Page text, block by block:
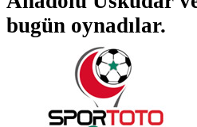
bugün oynadılar.